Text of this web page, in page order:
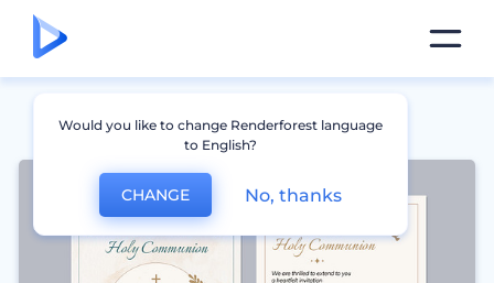
Would you like to change Renderforest language
to English?
CHANGE No, thanks